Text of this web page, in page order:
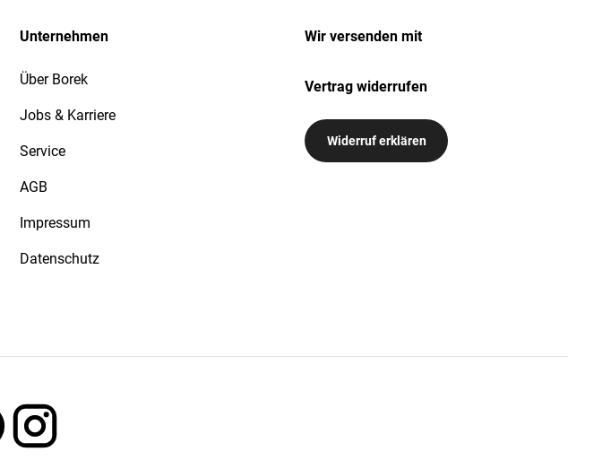
Unternehmen
Über Borek
Jobs & Karriere
Service
AGB
Impressum
Datenschutz
Wir versenden mit
Vertrag widerrufen
Widerruf erklären